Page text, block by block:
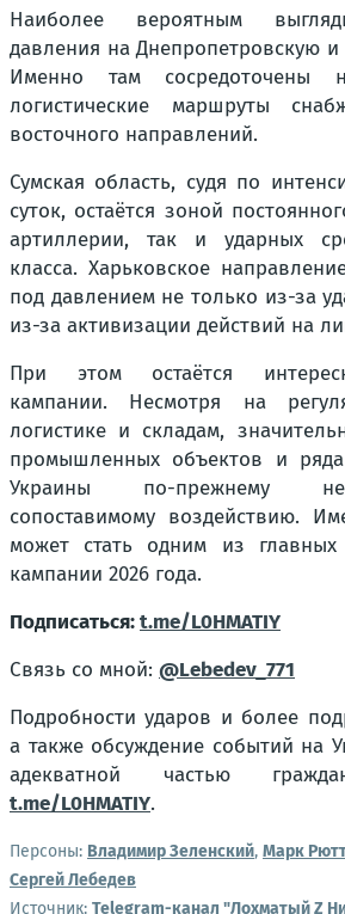
Наиболее вероятным
давления на Днепропетровскую и
Именно там сосредоточены
логистические маршруты
восточного направлений.
Сумская область, судя по
суток, остаётся зоной
артиллерии, так и ударных
класса. Харьковское
под давлением не только из-за
из-за активизации действий на
При этом остаётся
кампании. Несмотря на
логистике и складам,
промышленных объектов и
Украины по-прежнему не
сопоставимому воздействию.
может стать одним из главных
кампании 2026 года.
Подписаться:t.me/L0HMATIY
Связь со мной: @Lebedev_771
Подробности ударов и более
а также обсуждение событий на
адекватной частью
t.me/L0HMATIY.
Персоны: Владимир Зеленский, Марк
Сергей Лебедев
Источник: Telegram-канал "Лохматый Z